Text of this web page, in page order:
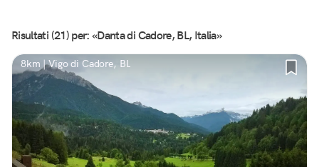
Risultati (21) per: «Danta di Cadore, BL, Italia»
8km | Vigo di Cadore, BL